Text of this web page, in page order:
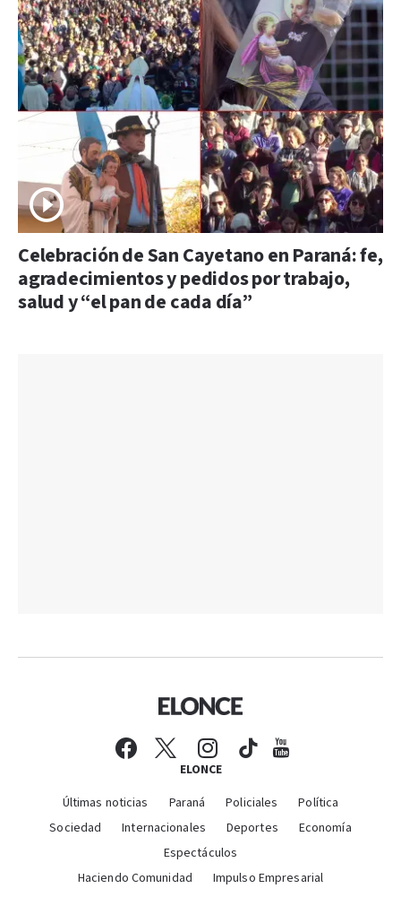
Celebración de San Cayetano en Paraná: fe,
agradecimientos y pedidos por trabajo,
salud y “el pan de cada día”
ELONCE
Últimas noticias Paraná Policiales
Política
Sociedad
Internacionales Deportes
Economía
Espectáculos
Haciendo Comunidad
Impulso Empresarial